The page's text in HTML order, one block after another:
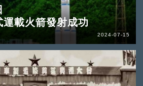
載火箭發射成功
2024-07-15